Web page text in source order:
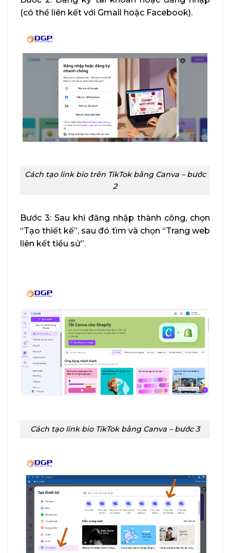
(có thể liên kết với Gmail hoặc Facebook).
Cách tạo link bio trên TikTok bằng Canva – bước
2
Bước 3: Sau khi đăng nhập thành công, chọn
“Tạo thiết kế”, sau đó tìm và chọn “Trang web
liên kết tiểu sử”.
Cách tạo link bio TikTok bằng Canva – bước 3